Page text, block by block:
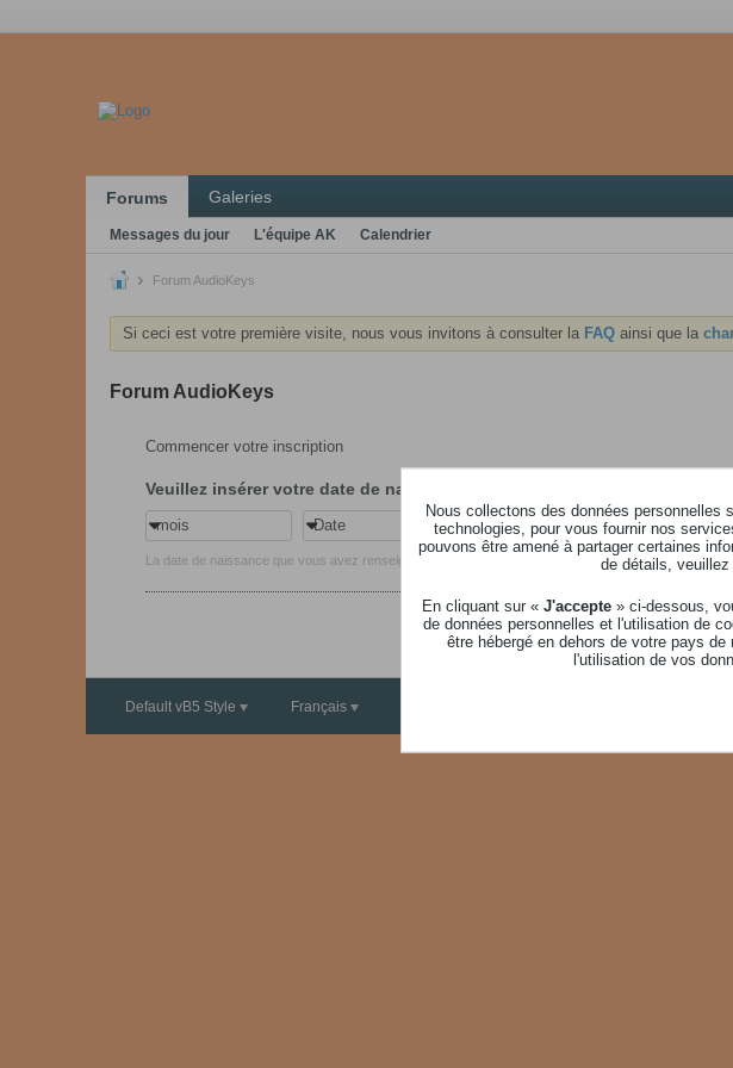
Forums Galeries
Messages du jour L'équipe AK Calendrier
Forum AudioKeys
Si ceci est votre première visite, nous vous invitons à consulter la FAQ ainsi que la
Forum AudioKeys
Commencer votre inscription
Veuillez insérer votre date de naissance
mois Date année
La date de naissance que vous avez renseigné ne peut pas être une date dans le futur. Soyez
Default vB5 Style Français
Nous collectons des données personnelles
technologies, pour vous fournir nos
pouvons être amené à partager certaines
de détails,
En cliquant sur « J'accepte » ci-dessous,
de données personnelles et l'utilisation de
être hébergé en dehors de votre pays
l'utilisation de vos